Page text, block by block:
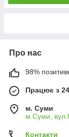
Про нас
98%
Працює з
м. Суми
м.Суми,
Контакти